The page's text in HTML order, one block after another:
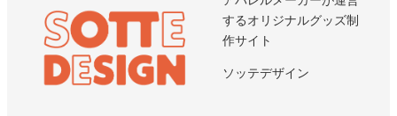
するオリジナルグッズ制
作サイト
ソッテデザイン